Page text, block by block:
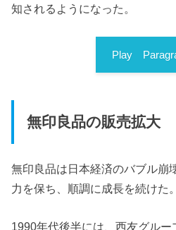
知されるようになった。
Play
無印良品の販売拡大
無印良品は日本経済のバブル崩
力を保ち、順調に成長を続けた。
1990年代後半には、西友グル